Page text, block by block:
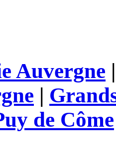
Auvergne
|
de Côme